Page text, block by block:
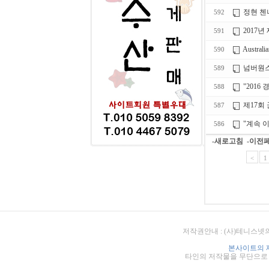
592 정현 첸
591 2017년
590
589 넘버원
588 "2016
587 제17회
586 "계속
-새로고침 -이전
< 1
저작권안내 : (사)테니스넷
본사이트의
타인의 저작물을 무단으